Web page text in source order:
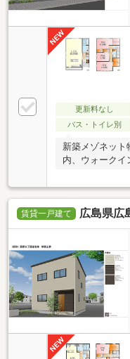
更新料なし
バス・トイレ別
新築メゾネット
内、ウォークイ
賃貸一戸建て 広島県広